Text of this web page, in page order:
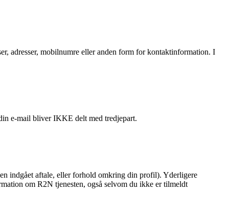
adresser, mobilnumre eller anden form for kontaktinformation. I
e-mail bliver IKKE delt med tredjepart.
indgået aftale, eller forhold omkring din profil). Yderligere
om R2N tjenesten, også selvom du ikke er tilmeldt